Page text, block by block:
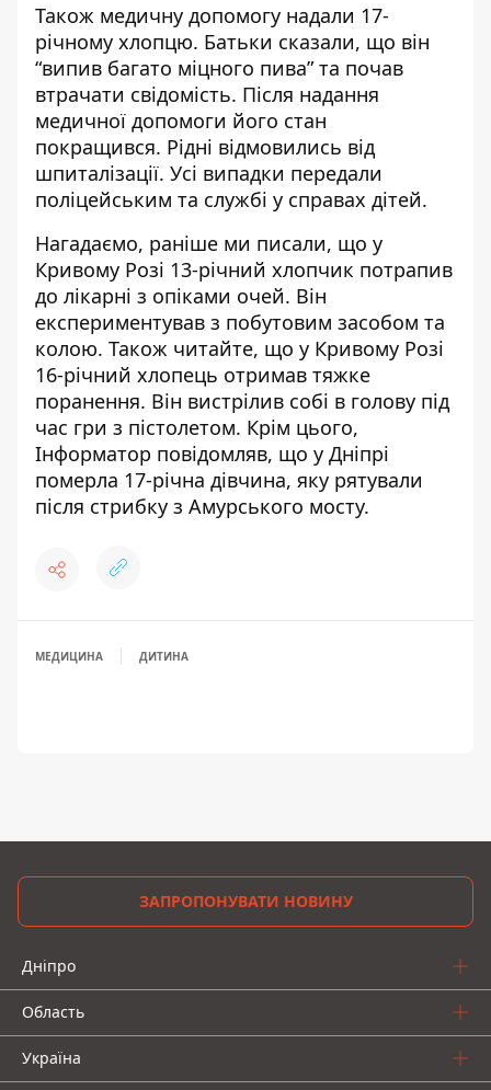
Також медичну допомогу надали 17-
річному хлопцю. Батьки сказали, що він
“випив багато міцного пива” та почав
втрачати свідомість. Після надання
медичної допомоги його стан
покращився. Рідні відмовились від
шпиталізації. Усі випадки передали
поліцейським та службі у справах дітей.
Нагадаємо, раніше ми писали, що у
Кривому Розі 13-річний хлопчик потрапив
до лікарні з опіками очей. Він
експериментував з побутовим засобом та
колою. Також читайте, що у Кривому Розі
16-річний хлопець отримав тяжке
поранення. Він вистрілив собі в голову під
час гри з пістолетом. Крім цього,
Інформатор повідомляв, що у Дніпрі
померла 17-річна дівчина, яку рятували
після стрибку з Амурського мосту.
МЕДИЦИНА ДИТИНА
ЗАПРОПОНУВАТИ НОВИНУ
Дніпро
Область
Україна